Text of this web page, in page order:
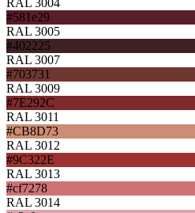
#581e29
RAL 3005
#402225
RAL 3007
#703731
RAL 3009
#7E292C
RAL 3011
#CB8D73
RAL 3012
#9C322E
RAL 3013
#cf7278
RAL 3014